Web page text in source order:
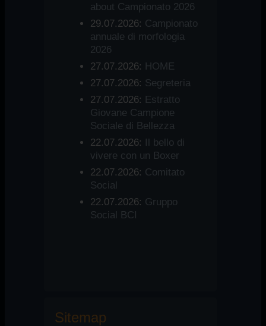
about Campionato 2026
29.07.2026: Campionato
annuale di morfologia
2026
27.07.2026: HOME
27.07.2026: Segreteria
27.07.2026: Estratto
Giovane Campione
Sociale di Bellezza
22.07.2026: Il bello di
vivere con un Boxer
22.07.2026: Comitato
Social
22.07.2026: Gruppo
Social BCI
Sitemap